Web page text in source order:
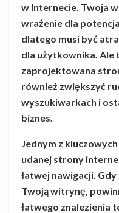
w Internecie. Twoja
wrażenie dla
dlatego musi być
dla użytkownika. Ale
zaprojektowana
również zwiększyć
wyszukiwarkach i
biznes.
Jednym z
udanej strony
łatwej nawigacji.
Twoją witrynę,
łatwego znalezienia